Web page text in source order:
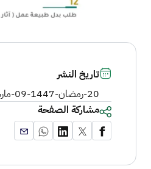
تاريخ النشر
20-رمضان-1447
-09-مارس-2026
مشاركة الصفحة